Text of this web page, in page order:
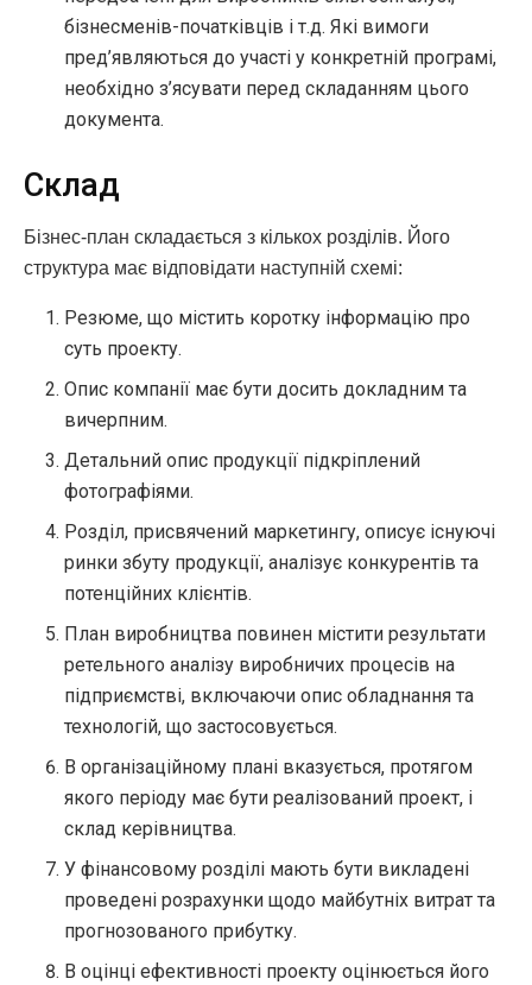
бізнесменів-початківців і т.д. Які вимоги
пред’являються до участі у конкретній програмі,
необхідно з’ясувати перед складанням цього
документа.
Склад
Бізнес-план складається з кількох розділів. Його
структура має відповідати наступній схемі:
Резюме, що містить коротку інформацію про
суть проекту.
Опис компанії має бути досить докладним та
вичерпним.
Детальний опис продукції підкріплений
фотографіями.
Розділ, присвячений маркетингу, описує існуючі
ринки збуту продукції, аналізує конкурентів та
потенційних клієнтів.
План виробництва повинен містити результати
ретельного аналізу виробничих процесів на
підприємстві, включаючи опис обладнання та
технологій, що застосовується.
В організаційному плані вказується, протягом
якого періоду має бути реалізований проект, і
склад керівництва.
У фінансовому розділі мають бути викладені
проведені розрахунки щодо майбутніх витрат та
прогнозованого прибутку.
В оцінці ефективності проекту оцінюється його